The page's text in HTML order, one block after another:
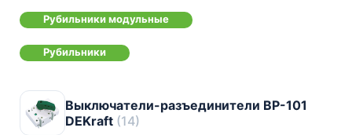
Рубильники модульные
Рубильники
Выключатели-разъединители ВР-101
DEKraft (14)